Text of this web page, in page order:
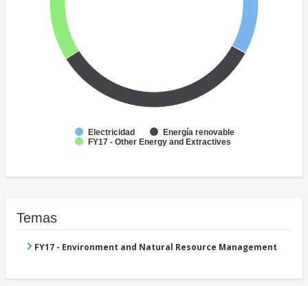
Electricidad
Energía renovable
FY17 - Other Energy and Extractives
Temas
FY17 - Environment and Natural Resource Management